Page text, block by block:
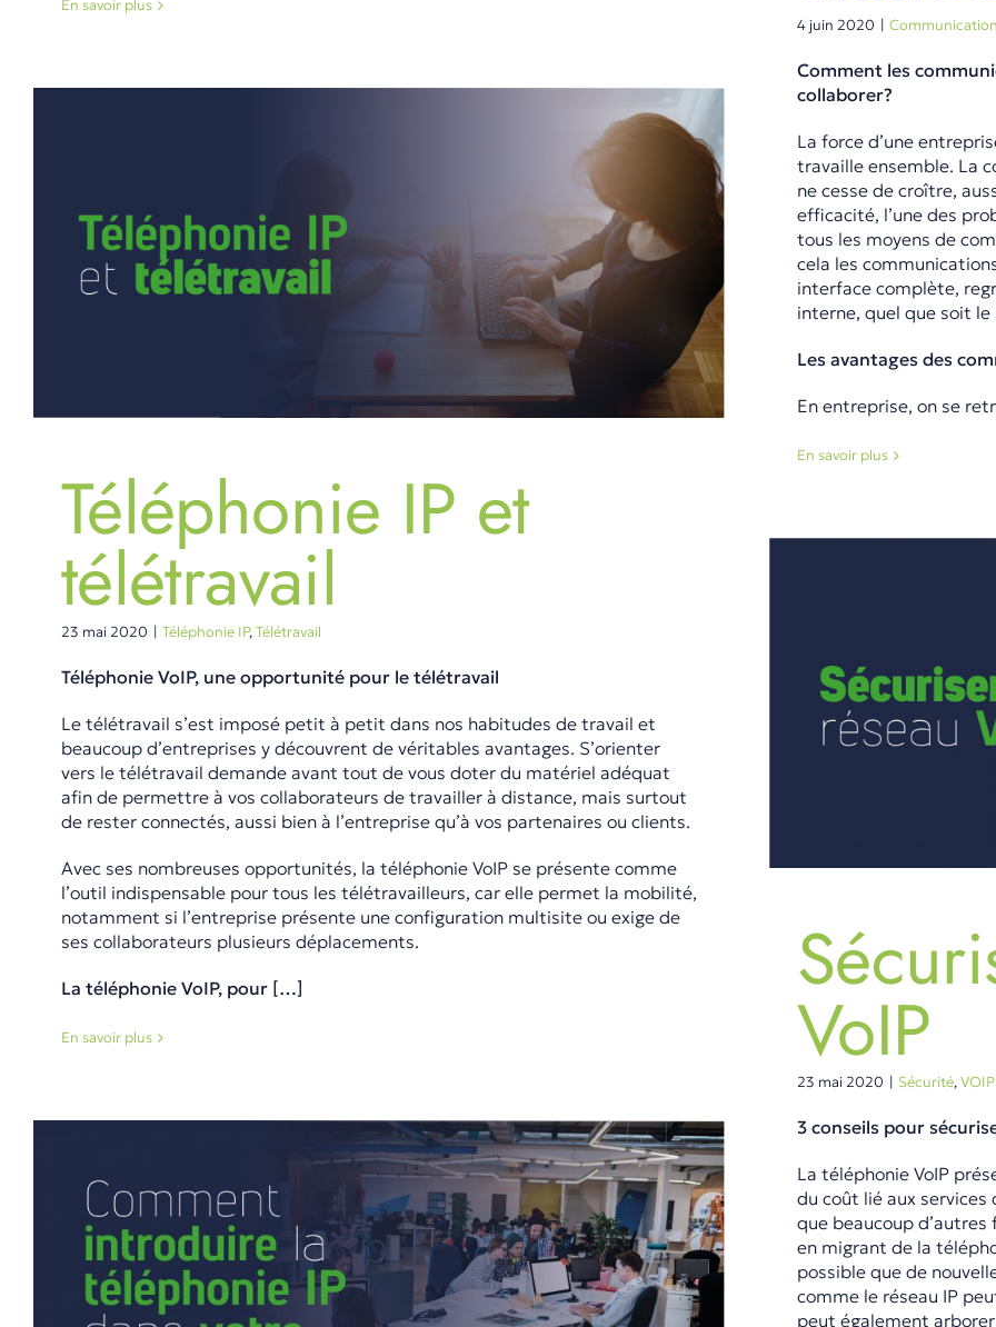
En savoir plus
4 juin 2020 |
Comment les
collaborer?
La force d’une
travaille ensemble. La
ne cesse de croître,
efficacité, l’une des
tous les moyens de
cela les
interface complète,
interne, quel que soit
Les avantages des
En entreprise, on se
En savoir plus
Téléphonie IP et
télétravail
23 mai 2020 | Téléphonie IP,Télétravail
Téléphonie VoIP, une opportunité pour le télétravail
Le télétravail s’est imposé petit à petit dans nos habitudes de travail et
beaucoup d’entreprises y découvrent de véritables avantages. S’orienter
vers le télétravail demande avant tout de vous doter du matériel adéquat
afin de permettre à vos collaborateurs de travailler à distance, mais surtout
de rester connectés, aussi bien à l’entreprise qu’à vos partenaires ou clients.
Avec ses nombreuses opportunités, la téléphonie VoIP se présente comme
l’outil indispensable pour tous les télétravailleurs, car elle permet la mobilité,
notamment si l’entreprise présente une configuration multisite ou exige de
ses collaborateurs plusieurs déplacements.
La téléphonie VoIP, pour […]
En savoir plus VoIP
23 mai 2020 | Sécurité,VOIP
3 conseils pour
La téléphonie VoIP
du coût lié aux
que beaucoup
en migrant de la
possible que de
comme le réseau IP
peut également